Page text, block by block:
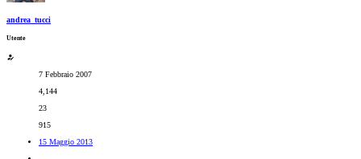
andrea_tucci
Utente
7 Febbraio 2007
4,144
23
915
15 Maggio 2013